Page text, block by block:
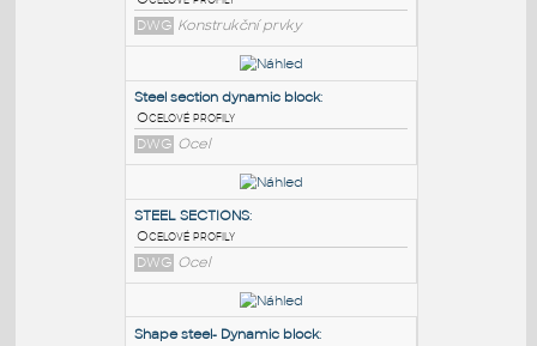
PODOBNÉ BLOKY:
steel profile:
Ocelové profily
DWG Konstrukční prvky
Steel section dynamic block
Ocelové profily